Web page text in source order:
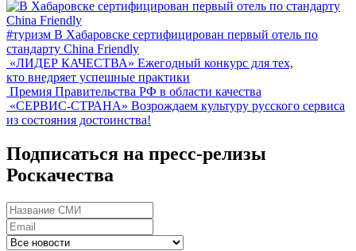
#туризм В Хабаровске сертифицирован первый отель по
стандарту China Friendly
«ЛИДЕР КАЧЕСТВА» Ежегодный конкурс для тех,
кто внедряет успешные практики
Премия Правительства РФ в области качества
«СЕРВИС-СТРАНА» Возрождаем культуру русского сервиса
из состояния достоинства!
Подписаться на пресс-релизы
Роскачества